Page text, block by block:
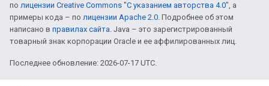
по лицензии Creative Commons "С указанием авторства 4.0", а
примеры кода – по лицензии Apache 2.0. Подробнее об этом
написано в правилах сайта. Java – это зарегистрированный
товарный знак корпорации Oracle и ее аффилированных лиц.
Последнее обновление: 2026-07-17 UTC.